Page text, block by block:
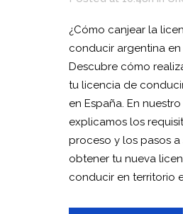
¿Cómo canjear la
conducir argentina en
Descubre cómo
tu licencia de
en España. En
explicamos los
proceso y los pasos a
obtener tu nueva
conducir en territorio